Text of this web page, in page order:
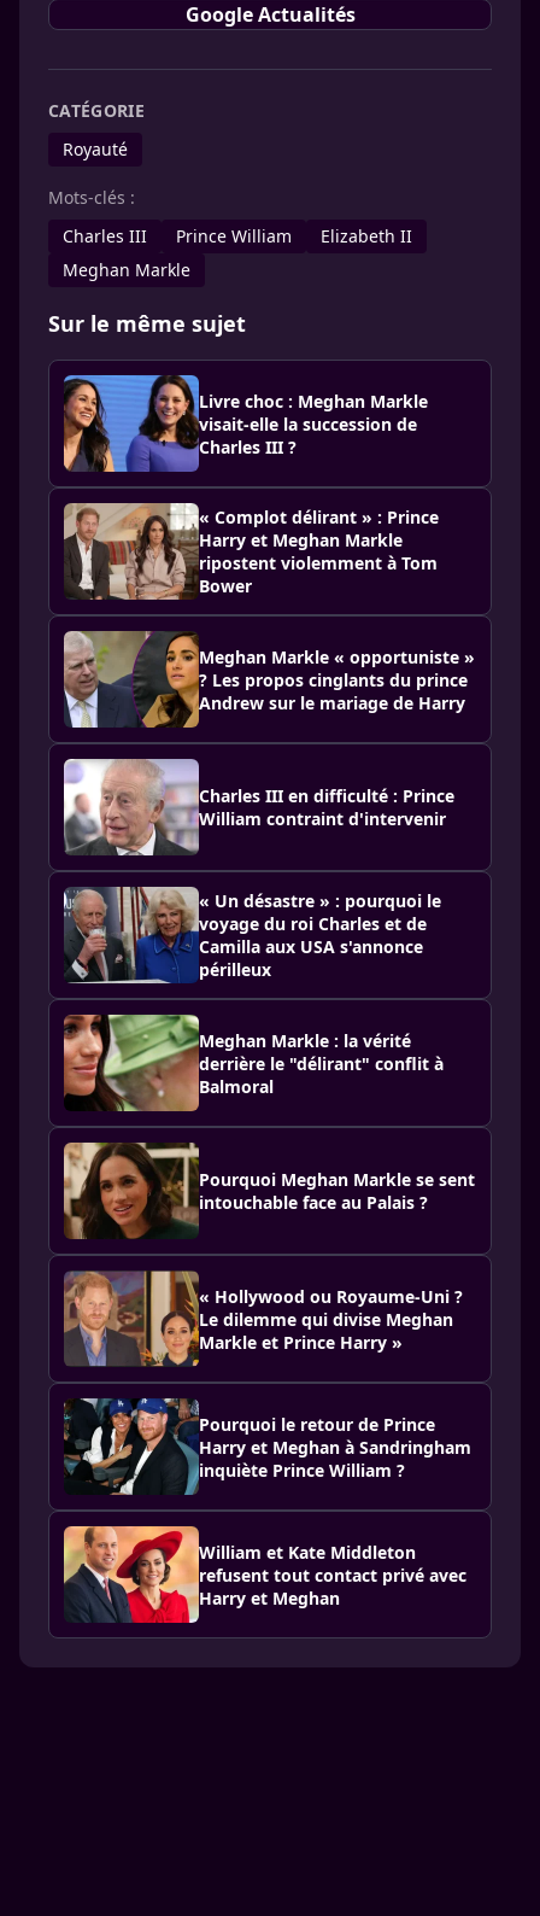
Google Actualités
CATÉGORIE
Royauté
Mots-clés :
Charles III
Prince William
Elizabeth II
Meghan Markle
Sur le même sujet
Livre choc : Meghan Markle
visait-elle la succession de
Charles III ?
« Complot délirant » : Prince
Harry et Meghan Markle
ripostent violemment à Tom
Bower
Meghan Markle « opportuniste »
? Les propos cinglants du prince
Andrew sur le mariage de Harry
Charles III en difficulté : Prince
William contraint d'intervenir
« Un désastre » : pourquoi le
voyage du roi Charles et de
Camilla aux USA s'annonce
périlleux
Meghan Markle : la vérité
derrière le "délirant" conflit à
Balmoral
Pourquoi Meghan Markle se sent
intouchable face au Palais ?
« Hollywood ou Royaume-Uni ?
Le dilemme qui divise Meghan
Markle et Prince Harry »
Pourquoi le retour de Prince
Harry et Meghan à Sandringham
inquiète Prince William ?
William et Kate Middleton
refusent tout contact privé avec
Harry et Meghan